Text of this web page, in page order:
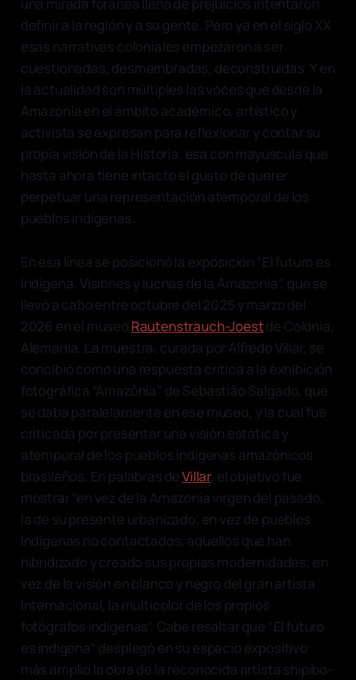
definir a la región y a su gente. Pero ya en el siglo XX
esas narrativas coloniales empezaron a ser
cuestionadas, desmembradas, deconstruidas. Y en
la actualidad son múltiples las voces que desde la
Amazonía en el ámbito académico, artístico y
activista se expresan para reflexionar y contar su
propia visión de la Historia, esa con mayúscula que
hasta ahora tiene intacto el gusto de querer
perpetuar una representación atemporal de los
pueblos indígenas.
En esa línea se posicionó la exposición “El futuro es
indígena. Visiones y luchas de la Amazonía”, que se
llevó a cabo entre octubre del 2025 y marzo del
2026 en el museo Rautenstrauch-Joestde Colonia,
Alemania. La muestra, curada por Alfredo Villar, se
concibió como una respuesta crítica a la exhibición
fotográfica “Amazônia” de Sebastião Salgado, que
se daba paralelamente en ese museo, y la cual fue
criticada por presentar una visión estática y
atemporal de los pueblos indígenas amazónicos
brasileños. En palabras deVillar, el objetivo fue
mostrar “en vez de la Amazonía virgen del pasado,
la de su presente urbanizado; en vez de pueblos
indígenas no contactados, aquellos que han
hibridizado y creado sus propias modernidades; en
vez de la visión en blanco y negro del gran artista
internacional, la multicolor de los propios
fotógrafos indígenas”. Cabe resaltar que “El futuro
es indígena” desplegó en su espacio expositivo
más amplio la obra de la reconocida artista shipibo-